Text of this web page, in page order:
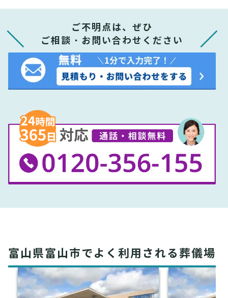
ご不明点は、ぜひ
ご相談・お問い合わせください
富山県富山市でよく利用される葬儀場